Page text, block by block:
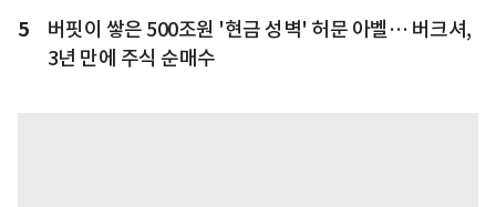
5
버핏이 쌓은 500조원 '현금 성벽' 허문 아벨… 버크셔,
3년 만에 주식 순매수